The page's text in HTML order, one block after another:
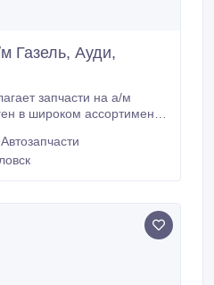
Газель, Ауди,
запчасти на а/м
Автозапчасти